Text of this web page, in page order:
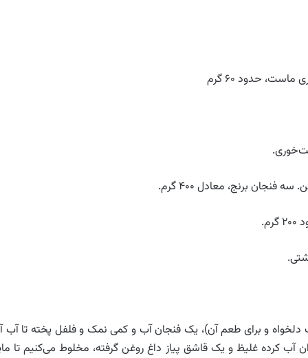
حدود ۶۰ گرم
دلخواه و برای طعم آن)، یک فنجان آب و کمی نمک و فلفل پخته تا آب
کرده غلیظ و یک قاشق پیاز داغ روغن گرفته، مخلوط می‌کنیم تا